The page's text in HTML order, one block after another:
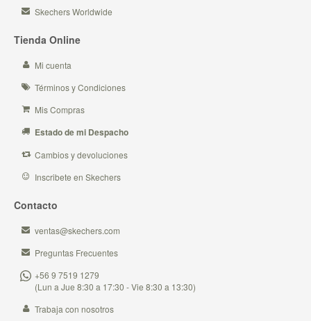
Skechers Worldwide
Tienda Online
Mi cuenta
Términos y Condiciones
Mis Compras
Estado de mi Despacho
Cambios y devoluciones
Inscribete en Skechers
Contacto
ventas@skechers.com
Preguntas Frecuentes
+56 9 7519 1279
(Lun a Jue 8:30 a 17:30 - Vie 8:30 a 13:30)
Trabaja con nosotros